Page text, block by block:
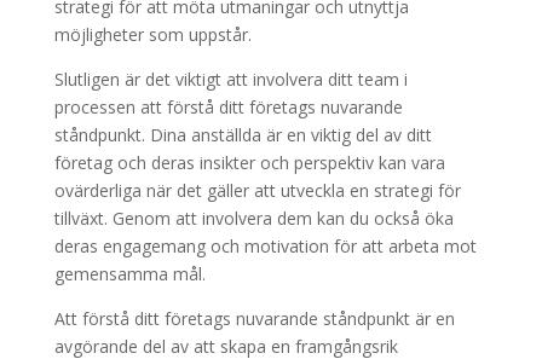
strategi för att möta utmaningar och utnyttja
möjligheter som uppstår.
Slutligen är det viktigt att involvera ditt team i
processen att förstå ditt företags nuvarande
ståndpunkt. Dina anställda är en viktig del av ditt
företag och deras insikter och perspektiv kan vara
ovärderliga när det gäller att utveckla en strategi för
tillväxt. Genom att involvera dem kan du också öka
deras engagemang och motivation för att arbeta mot
gemensamma mål.
Att förstå ditt företags nuvarande ståndpunkt är en
avgörande del av att skapa en framgångsrik